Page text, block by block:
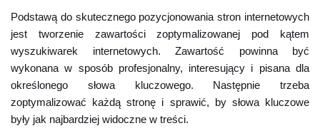
Podstawą do skutecznego pozycjonowania stron internetowych
jest tworzenie zawartości zoptymalizowanej pod kątem
wyszukiwarek internetowych. Zawartość powinna być
wykonana w sposób profesjonalny, interesujący i pisana dla
określonego słowa kluczowego. Następnie trzeba
zoptymalizować każdą stronę i sprawić, by słowa kluczowe
były jak najbardziej widoczne w treści.